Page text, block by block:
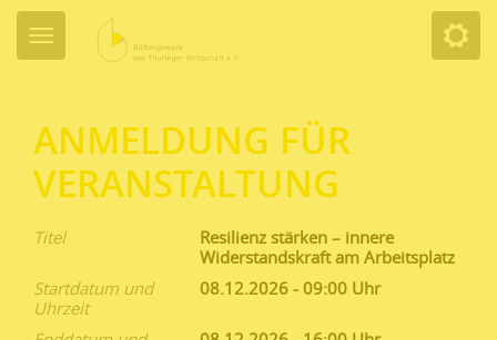
ANMELDUNG FÜR
VERANSTALTUNG
Titel
Resilienz stärken – innere
Widerstandskraft am Arbeitsplatz
Startdatum und
Uhrzeit
08.12.2026 - 09:00